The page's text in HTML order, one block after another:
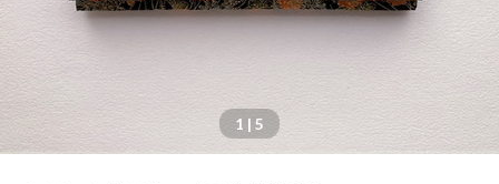
1 | 5